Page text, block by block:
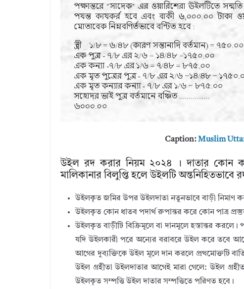
Caption:Muslim
উইল রদ করার নিয়ম ২০২৪ । দাতার কোন
মালিকানার বিলুপ্তি হলে উইলটি অন্তনিহিতভাবে
উইলকৃত জমির উপর উইলদাতা নতুনভাবে বাড়ী নিমাণ
উইলকৃত কোন ধাতব পদার্থ রুপান্তর করে কোন পাত্র
উইলকৃত বাড়ীটি বিক্রিমূলে বা দানমূলে হস্তান্তর
যদি উইলকারী পরে অন্যের বরাবরে উইল করে তবে
আগের দুব্যক্তিকে উইল মূলে দান করলে প্রথমোক্তটি
উইল গ্রহীতা উইলদাতার আগেই মারা গেলে: উইল
উইলকৃত সম্পত্তি উইল দাতার সম্পত্তিতে পরিণত হবে।